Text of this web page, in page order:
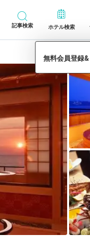
記事検索 ホテル検索